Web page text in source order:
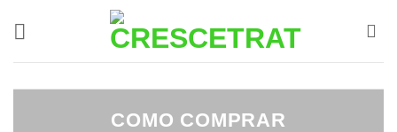
COMO COMPRAR